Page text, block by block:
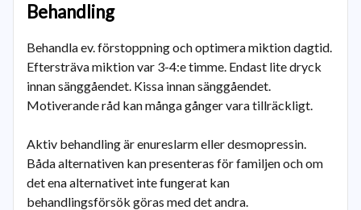
Behandling
Behandla ev. förstoppning och optimera miktion dagtid.
Eftersträva miktion var 3-4:e timme. Endast lite dryck
innan sänggåendet. Kissa innan sänggåendet.
Motiverande råd kan många gånger vara tillräckligt.
Aktiv behandling är enureslarm eller desmopressin.
Båda alternativen kan presenteras för familjen och om
det ena alternativet inte fungerat kan
behandlingsförsök göras med det andra.